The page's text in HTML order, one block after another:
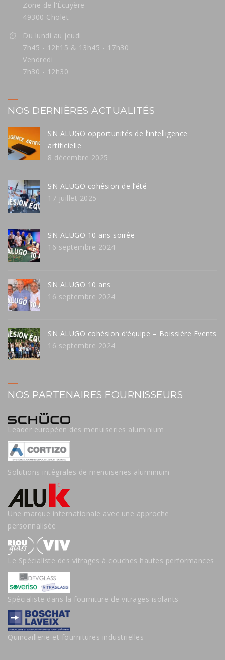
Zone de l'Écuyère
49300 Cholet
Du lundi au jeudi
7h45 - 12h15 & 13h45 - 17h30
Vendredi
7h30 - 12h30
NOS DERNIÈRES ACTUALITÉS
SN ALUGO opportunités de l’intelligence
artificielle
8 décembre 2025
SN ALUGO cohésion de l’été
17 juillet 2025
SN ALUGO 10 ans soirée
16 septembre 2024
SN ALUGO 10 ans
16 septembre 2024
SN ALUGO cohésion d’équipe – Boissière Events
16 septembre 2024
NOS PARTENAIRES FOURNISSEURS
Leader européen des menuiseries aluminium
Solutions intégrales de menuiseries aluminium
Une marque internationale avec une approche
personnalisée
Le Spécialiste des vitrages à couches hautes performances
Spécialiste dans la fourniture de vitrages isolants
Quincaillerie et fournitures industrielles